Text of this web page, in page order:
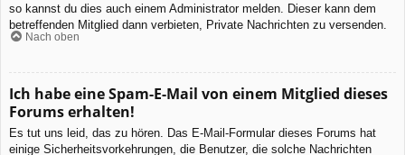
so kannst du dies auch einem Administrator melden. Dieser kann dem
betreffenden Mitglied dann verbieten, Private Nachrichten zu versenden.
Nach oben
Ich habe eine Spam-E-Mail von einem Mitglied dieses
Forums erhalten!
Es tut uns leid, das zu hören. Das E-Mail-Formular dieses Forums hat
einige Sicherheitsvorkehrungen, die Benutzer, die solche Nachrichten